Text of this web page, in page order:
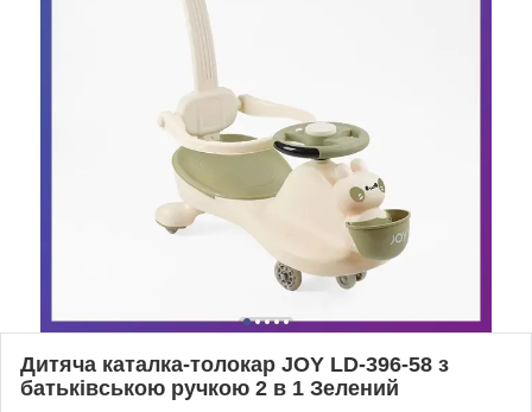
Дитяча каталка-толокар JOY LD-396-58 з
батьківською ручкою 2 в 1 Зелений